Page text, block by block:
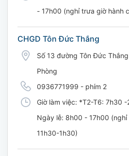
- 17h00 (nghỉ trưa giờ hành
CHGD Tôn Đức Thắng
Số 13 đường Tôn Đức
Phòng
0936771999 - phím 2
Giờ làm việc: *T2-T6: 7h30
Ngày lễ: 8h00 - 17h00
11h30-1h30)